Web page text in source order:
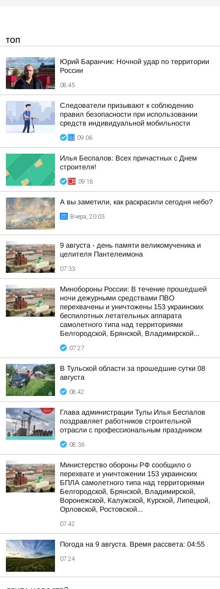
ТОП
Юрий Баранчик: Ночной удар по территории
России
08:45
Следователи призывают к соблюдению
правил безопасности при использовании
средств индивидуальной мобильности
09:06
Илья Беспалов: Всех причастных с Днем
строителя!
09:18
А вы заметили, как раскрасили сегодня небо?
Вчера, 20:03
9 августа - день памяти великомученика и
целителя Пантелеимона
07:33
Минобороны России: В течение прошедшей
ночи дежурными средствами ПВО
перехвачены и уничтожены 153 украинских
беспилотных летательных аппарата
самолетного типа над территориями
Белгородской, Брянской, Владимирской...
07:27
В Тульской области за прошедшие сутки 08
августа
08:42
Глава администрации Тулы Илья Беспалов
поздравляет работников строительной
отрасли с профессиональным праздником
08:36
Министерство обороны РФ сообщило о
перехвате и уничтожении 153 украинских
БПЛА самолетного типа над территориями
Белгородской, Брянской, Владимирской,
Воронежской, Калужской, Курской, Липецкой,
Орловской, Ростовской...
07:42
Погода на 9 августа. Время рассвета: 04:55
07:24